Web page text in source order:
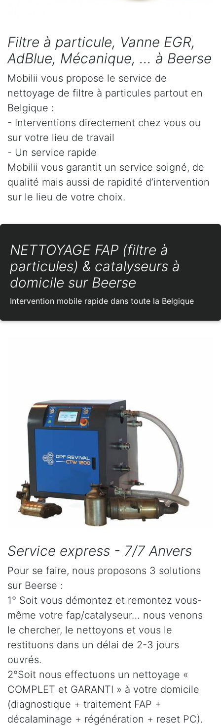
Filtre à particule, Vanne EGR,
AdBlue, Mécanique, ... à Beerse
Mobilii vous propose le service de
nettoyage de filtre à particules partout en
Belgique :
- Interventions directement chez vous ou
sur votre lieu de travail
- Un service rapide
Mobilii vous garantit un service soigné, de
qualité mais aussi de rapidité d’intervention
sur le lieu de votre choix.
NETTOYAGE FAP (filtre à
particules) & catalyseurs à
domicile sur Beerse
Intervention mobile rapide dans toute la Belgique
Service express - 7/7 Anvers
Pour se faire, nous proposons 3 solutions
sur Beerse :
1° Soit vous démontez et remontez vous-
même votre fap/catalyseur… nous venons
le chercher, le nettoyons et vous le
restituons dans un délai de 2-3 jours
ouvrés.
2°Soit nous effectuons un nettoyage «
COMPLET et GARANTI » à votre domicile
(diagnostique + traitement FAP +
décalaminage + régénération + reset PC).